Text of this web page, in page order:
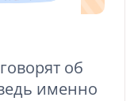
об
именно